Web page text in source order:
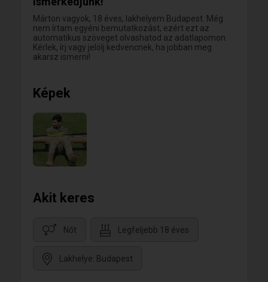
Márton vagyok, 18 éves, lakhelyem Budapest. Még
nem írtam egyéni bemutatkozást, ezért ezt az
automatikus szöveget olvashatod az adatlapomon.
Kérlek, írj vagy jelölj kedvencnek, ha jobban meg
akarsz ismerni!
Képek
Akit keres
Nőt Legfeljebb 18 éves
Lakhelye: Budapest